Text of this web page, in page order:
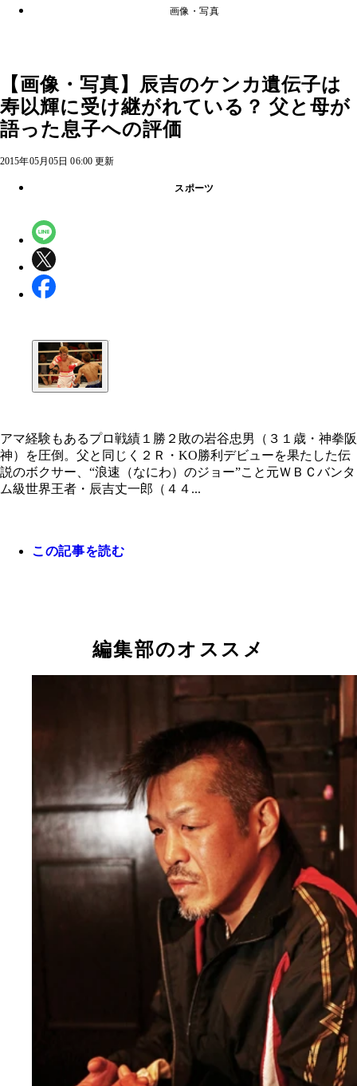
画像・写真
【画像・写真】辰吉のケンカ遺伝子は
寿以輝に受け継がれている？ 父と母が
語った息子への評価
2015年05月05日 06:00 更新
スポーツ
アマ経験もあるプロ戦績１勝２敗の岩谷忠男（３
神拳阪神）を圧倒。父と同じく２Ｒ・KO勝利デビ
アマ経験もあるプロ戦績１勝２敗の岩谷忠男（３１歳・神拳阪
神）を圧倒。父と同じく２Ｒ・KO勝利デビューを果たした伝
説のボクサー、“浪速（なにわ）のジョー”こと元ＷＢＣバンタ
ム級世界王者・辰吉丈一郎（４４...
この記事を読む
編集部のオススメ